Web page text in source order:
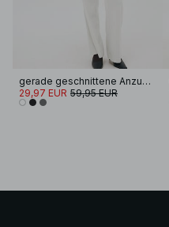
gerade geschnittene Anzughose mit mittlerer Taille
29,97 EUR 59,95 EUR